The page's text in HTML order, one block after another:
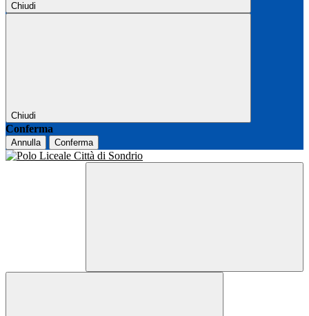
Chiudi
Chiudi
Conferma
Annulla Conferma